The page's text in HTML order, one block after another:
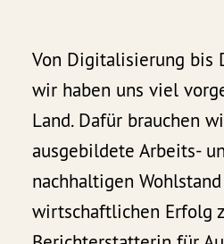
Von Digitalisierung bis
wir haben uns viel
Land. Dafür brauchen
ausgebildete Arbeits-
nachhaltigen
wirtschaftlichen Erfolg